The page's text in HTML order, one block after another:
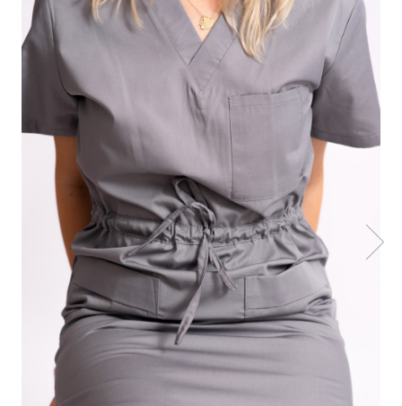
Bluze medicale uni
Halate medicale
Halate Bianca
Bluze Maria
Halate medicale femei
Halate medicale barbati
Halate medicale P2 cu fluturas
Halate medicale cu nasturi
Halate medicale cu fermoar
Halate medicale polar - unisex
Halate medicale albe
Fuste, Sarafane
Sarafane Mira
Fuste medicale